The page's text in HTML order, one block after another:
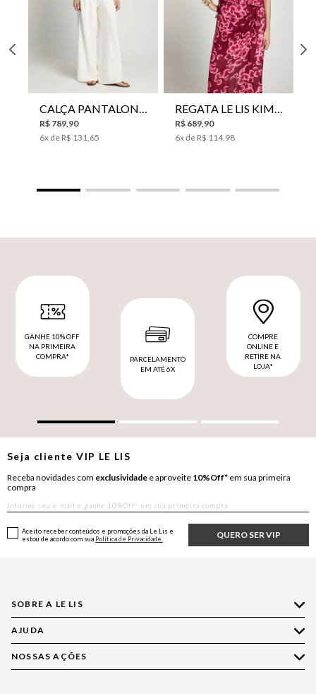
R$ 789 90
6x de R$ 131 65
R$ 689 90
6x de R$ 114, 98
GANHE 10% OFF
NA PRIMEIRA
COMPRA*
PARCELAMENTO
EM ATÉ 6X
COMPRE
ONLINE E
RETIRE NA
LOJA*
Seja clienteVIP LE LIS
Receba novidades com exclusividade e aproveite 10%Off* em sua primeira
compra
QUERO SER VIP
Aceito receber conteúdos e promoções da Le Lis e
estou de acordo com sua Política de Privacidade.
SOBRE A LE LIS
Quem Somos
Nossas Lojas
AJUDA
Compre pelo WhatsApp
NOSSAS AÇÕES